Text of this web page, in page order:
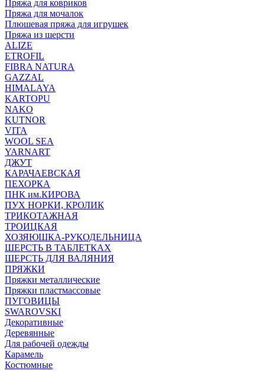
Пряжа для ковриков
Пряжа для мочалок
Плюшевая пряжа для игрушек
Пряжа из шерсти
ALIZE
ETROFIL
FIBRA NATURA
GAZZAL
HIMALAYA
KARTOPU
NAKO
KUTNOR
VITA
WOOL SEA
YARNART
ДЖУТ
КАРАЧАЕВСКАЯ
ПЕХОРКА
ПНК им.КИРОВА
ПУХ НОРКИ, КРОЛИК
ТРИКОТАЖНАЯ
ТРОИЦКАЯ
ХОЗЯЮШКА-РУКОДЕЛЬНИЦА
ШЕРСТЬ В ТАБЛЕТКАХ
ШЕРСТЬ ДЛЯ ВАЛЯНИЯ
ПРЯЖКИ
Пряжки металлические
Пряжки пластмассовые
ПУГОВИЦЫ
SWAROVSKI
Декоративные
Деревянные
Для рабочей одежды
Карамель
Костюмные